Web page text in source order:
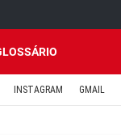
INSTAGRAM GMAIL